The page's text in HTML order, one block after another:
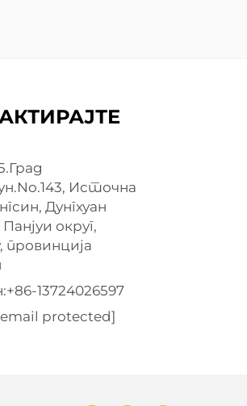
Источна
Дунгхуан
округ,
провинција
+86-13724026597
protected]